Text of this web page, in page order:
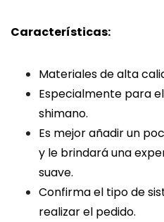
Características:
Materiales de alta
Especialmente para
shimano.
Es mejor añadir un
y le brindará una
suave.
Confirma el tipo de
realizar el pedido.